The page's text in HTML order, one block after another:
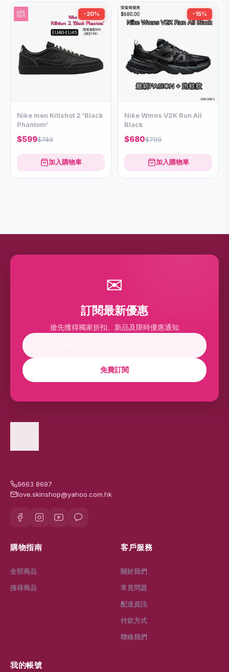
-20%
Nike men Killshot 2 'Black
Phantom'
$599$749
加入購物車
-15%
Nike Wmns V2K Run All
Black
$680$799
加入購物車
✉
訂閱最新優惠
搶先獲得獨家折扣、新品及限時優惠通知
免費訂閱
9663 8697
love.skinshop@yahoo.com.hk
購物指南
全部商品
搜尋商品
客戶服務
關於我們
常見問題
配送資訊
付款方式
聯絡我們
我的帳號